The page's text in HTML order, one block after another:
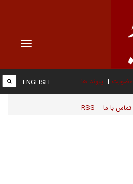
Toggle
عضویت پیوند ها
تماس با ما RSS
ENGLISH